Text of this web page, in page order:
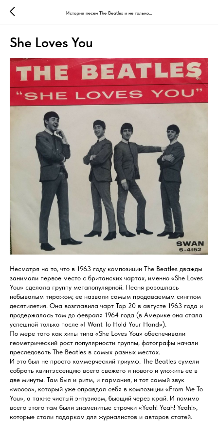
История песен The Beatles и не только...
She Loves You
Несмотря на то, что в 1963 году композиции The Beatles дважды
занимали первое место с британских чартах, именно «She Loves
You» сделала группу мегапопулярной. Песня разошлась
небывалым тиражом; ее назвали самым продаваемым синглом
десятилетия. Она возглавила чарт Тор 20 в августе 1963 года и
продержалась там до февраля 1964 года (в Америке она стала
успешной только после «I Want То Hold Your Hand»).
По мере того как хиты типа «She Loves You» обеспечивали
геометрический рост популярности группы, фотографы начали
преследовать The Beatles в самых разных местах.
И это был не просто коммерческий триумф. The Beatles сумели
собрать квинтэссенцию всего свежего и нового и уложить ее в
две минуты. Там был и ритм, и гармония, и тот самый звук
«woooo», который уже оправдал себя в композиции «From Me То
You», а также чистый энтузиазм, бьющий через край. И помимо
всего этого там были знаменитые строчки «Yeah! Yeah! Yeah!»,
которые стали подарком для журналистов и авторов статей.